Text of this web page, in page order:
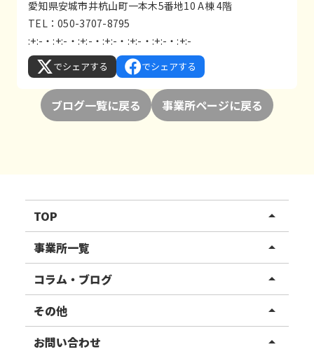
愛知県安城市井杭山町一本木5番地10 A棟 4階
TEL：050-3707-8795
:+:-・:+:-・:+:-・:+:-・:+:-・:+:-・:+:-
でシェアする でシェアする
ブログ一覧に戻る 事業所ページに戻る
TOP arrow_drop_up
リハスワーク
リハスファーム
事業所一覧 arrow_drop_up
関東エリア
東北エリア
甲信越エリア
コラム・ブログ arrow_drop_up
事業所ブログ
ご利用者様の声
その他 arrow_drop_up
お知らせ
お問い合わせ arrow_drop_up